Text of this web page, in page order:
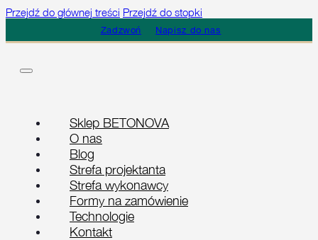
Przejdź do głównej treści Przejdź do stopki
Zadzwoń Napisz do nas
Sklep BETONOVA
O nas
Blog
Strefa projektanta
Strefa wykonawcy
Formy na zamówienie
Technologie
Kontakt